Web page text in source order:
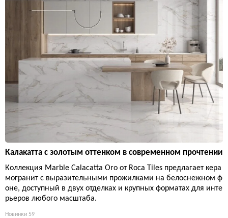
Калакатта с золотым оттенком в современном прочтении
Коллекция Marble Calacatta Oro от Roca Tiles предлагает кера
могранит с выразительными прожилками на белоснежном ф
оне, доступный в двух отделках и крупных форматах для инте
рьеров любого масштаба.
Новинки 59